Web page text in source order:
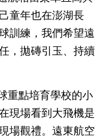
童年也在澎湖長
訓練，我們希望遠
，拋磚引玉、持續
重點培育學校的小
現場看到大飛機是
場觀禮。遠東航空